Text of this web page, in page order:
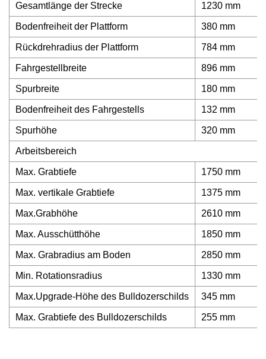
Gesamtlänge der Strecke 1230 mm
Bodenfreiheit der Plattform 380 mm
Rückdrehradius der Plattform 784 mm
Fahrgestellbreite 896 mm
Spurbreite 180 mm
Bodenfreiheit des Fahrgestells 132 mm
Spurhöhe 320 mm
Arbeitsbereich
Max. Grabtiefe 1750 mm
Max. vertikale Grabtiefe 1375 mm
Max.Grabhöhe 2610 mm
Max. Ausschütthöhe 1850 mm
Max. Grabradius am Boden 2850 mm
Min. Rotationsradius 1330 mm
Max.Upgrade-Höhe des Bulldozerschilds 345 mm
Max. Grabtiefe des Bulldozerschilds 255 mm